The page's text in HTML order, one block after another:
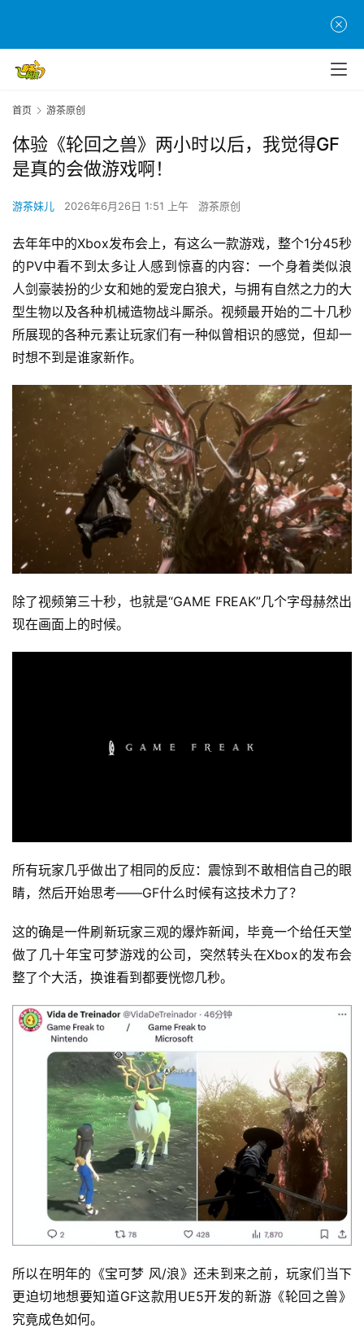
首页 游茶原创
体验《轮回之兽》两小时以后，我觉得GF
是真的会做游戏啊！
游茶妹儿 2026年6月26日 1:51 上午 游茶原创
去年年中的Xbox发布会上，有这么一款游戏，整个1分45秒
的PV中看不到太多让人感到惊喜的内容：一个身着类似浪
人剑豪装扮的少女和她的爱宠白狼犬，与拥有自然之力的大
型生物以及各种机械造物战斗厮杀。视频最开始的二十几秒
所展现的各种元素让玩家们有一种似曾相识的感觉，但却一
时想不到是谁家新作。
除了视频第三十秒，也就是“GAME FREAK”几个字母赫然出
现在画面上的时候。
所有玩家几乎做出了相同的反应：震惊到不敢相信自己的眼
睛，然后开始思考——GF什么时候有这技术力了？
这的确是一件刷新玩家三观的爆炸新闻，毕竟一个给任天堂
做了几十年宝可梦游戏的公司，突然转头在Xbox的发布会
整了个大活，换谁看到都要恍惚几秒。
所以在明年的《宝可梦 风/浪》还未到来之前，玩家们当下
更迫切地想要知道GF这款用UE5开发的新游《轮回之兽》
究竟成色如何。